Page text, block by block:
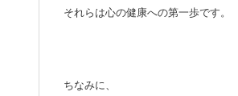
それらは心の健康への第一歩です。
ちなみに、